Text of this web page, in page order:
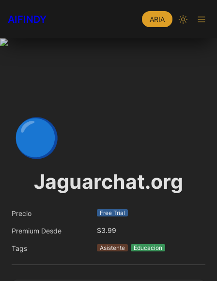
AIFINDY ARIA
🔵
Jaguarchat.org
Precio Free Trial
Premium Desde $3.99
Tags Asistente Educacion